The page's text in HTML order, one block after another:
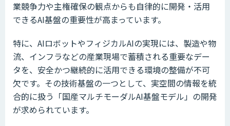
業競争力や主権確保の観点からも自律的に開発・活用
できるAI基盤の重要性が高まっています。
特に、AIロボットやフィジカルAIの実現には、製造や物
流、インフラなどの産業現場で蓄積される重要なデー
タを、安全かつ継続的に活用できる環境の整備が不可
欠です。その技術基盤の一つとして、実空間の情報を統
合的に扱う「国産マルチモーダルAI基盤モデル」の開発
が求められています。